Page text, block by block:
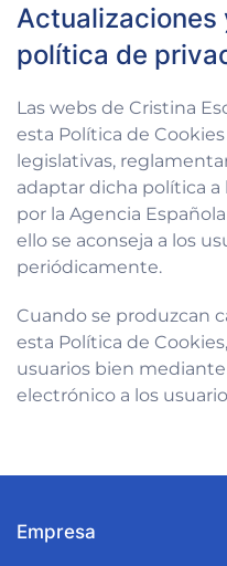
Actualizaciones
política de
Las webs de Cristina
esta Política de
legislativas,
adaptar dicha política
por la Agencia
ello se aconseja a los
periódicamente.
Cuando se produzcan
esta Política de
usuarios bien
electrónico a los
Empresa